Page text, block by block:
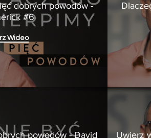
dobrych powodów -
#6
Wideo
powodów - David
Uwierz